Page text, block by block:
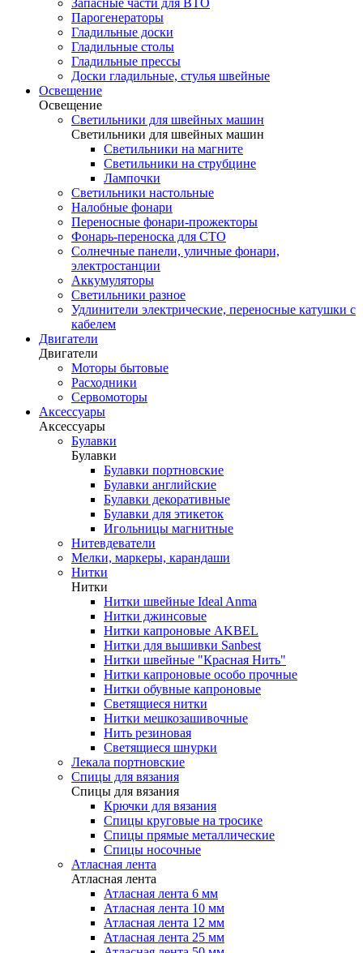
Запасные части для ВТО
Парогенераторы
Гладильные доски
Гладильные столы
Гладильные прессы
Доски гладильные, стулья швейные
Освещение
Освещение
Светильники для швейных машин
Светильники для швейных машин
Светильники на магните
Светильники на струбцине
Лампочки
Светильники настольные
Налобные фонари
Переносные фонари-прожекторы
Фонарь-переноска для СТО
Солнечные панели, уличные фонари,
электростанции
Аккумуляторы
Светильники разное
Удлинители электрические, переносные катушки с
кабелем
Двигатели
Двигатели
Моторы бытовые
Расходники
Сервомоторы
Аксессуары
Аксессуары
Булавки
Булавки
Булавки портновские
Булавки английские
Булавки декоративные
Булавки для этикеток
Игольницы магнитные
Нитевдеватели
Мелки, маркеры, карандаши
Нитки
Нитки
Нитки швейные Ideal Anma
Нитки джинсовые
Нитки капроновые AKBEL
Нитки для вышивки Sanbest
Нитки швейные "Красная Нить"
Нитки капроновые особо прочные
Нитки обувные капроновые
Светящиеся нитки
Нитки мешкозашивочные
Нить резиновая
Светящиеся шнурки
Лекала портновские
Спицы для вязания
Спицы для вязания
Крючки для вязания
Спицы круговые на тросике
Спицы прямые металлические
Спицы носочные
Атласная лента
Атласная лента
Атласная лента 6 мм
Атласная лента 10 мм
Атласная лента 12 мм
Атласная лента 25 мм